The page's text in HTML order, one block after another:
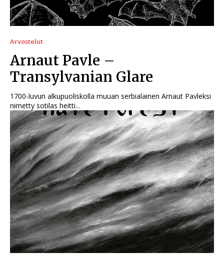
Arvostelut
Arnaut Pavle –
Transylvanian Glare
1700-luvun alkupuoliskolla muuan serbialainen Arnaut Pavleksi
nimetty sotilas heitti...